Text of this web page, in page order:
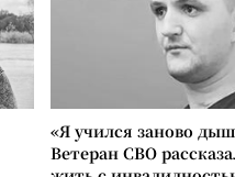
«Я учился заново
Ветеран СВО